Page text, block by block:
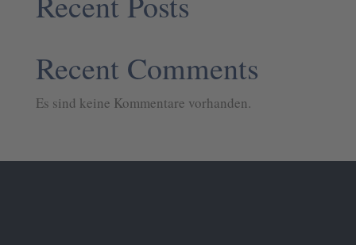
Recent Comments
Es sind keine Kommentare vorhanden.